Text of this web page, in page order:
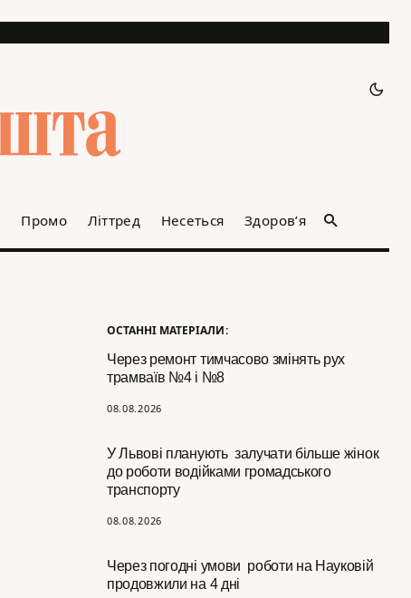
Промо Літтред Несеться Здоров’я
ОСТАННІ МАТЕРІАЛИ:
Через ремонт тимчасово змінять рух
трамваїв №4 і №8
08.08.2026
У Львові планують залучати більше жінок
до роботи водійками громадського
транспорту
08.08.2026
Через погодні умови роботи на Науковій
продовжили на 4 дні